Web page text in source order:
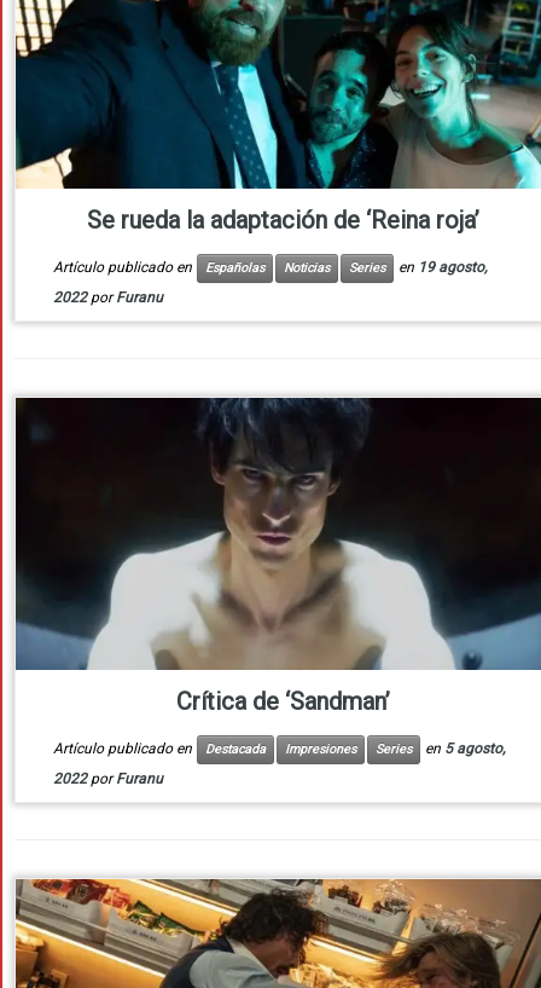
Se rueda la adaptación de ‘Reina roja’
Artículo publicado en Españolas Noticias Series en 19 agosto,
2022 porFuranu
Crítica de ‘Sandman’
Artículo publicado en Destacada Impresiones Series en 5 agosto,
2022 porFuranu